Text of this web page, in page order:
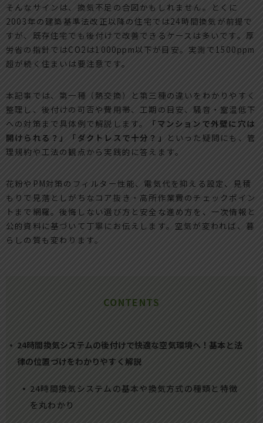
そんなサインは、換気不足の合図かもしれません。とくに
2003年の建築基準法改正以降の住宅では24時間換気が前提で
すが、既存住宅でも後付けで改善できるケースは多いです。厚
労省の指針ではCO2は1000ppm以下が目安。実測で1500ppm
超が続く住まいは要注意です。
本記事では、第一種（熱交換）と第三種の違いをわかりやすく
整理し、後付けの可否や費用帯、工期の目安、騒音・室温低下
への対策まで具体例で解説します。
「マンションで外壁に穴は
開けられる？」「ダクトレスで十分？」
といった疑問にも、管
理規約や工法の観点から実践的に答えます。
花粉やPM対策のフィルター性能、電気代を抑える設定、見積
もりで見落としがちなコア抜き・高所作業費のチェックポイン
トまで網羅。後悔しない選び方と安全な進め方を、一次情報と
公的資料に基づいて丁寧にお伝えします。空気が変われば、暮
らしの質も変わります。
CONTENTS
24時間換気システムの後付けで快適な空気環境へ！基本と法
律の位置づけをわかりやすく解説
24時間換気システムの基本や換気方式の種類と特徴
を丸わかり